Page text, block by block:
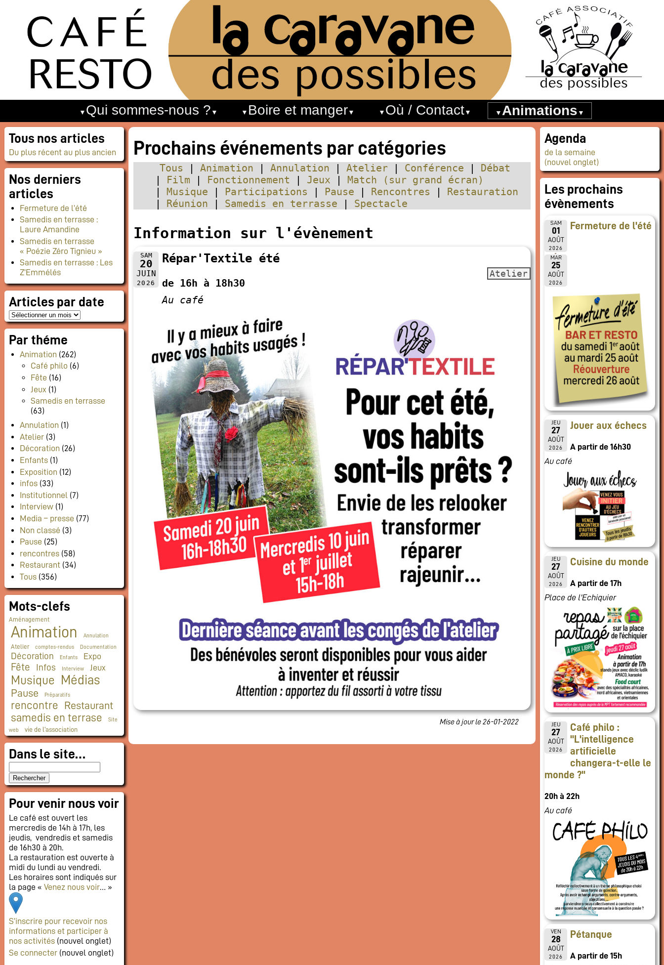
Qui sommes-nous ? Boire et manger Où / Contact Animations
Prochains événements par catégories
Tous Animation Annulation Atelier Conférence
Débat
Film
Fonctionnement Jeux
Match (sur grand écran)
Musique
Participations Pause Rencontres
Restauration
Réunion
Samedis en terrasse Spectacle
Information sur l'évènement
SAM
20
JUIN
2026
Répar'Textile été
de 16h à 18h30
Au café
Atelier
Mise à jour le 26-01-2022
Tous nos articles
Du plus récent au plus ancien
Nos derniers
articles
Fermeture de l’été
Samedis en terrasse :
Laure Amandine
Samedis en terrasse
« Poézie Zéro Tignieu »
Samedis en terrasse : Les
Z’Emmélés
Articles par date
Par théme
Animation (262)
Café philo (6)
Fête (16)
Jeux (1)
Samedis en terrasse
(63)
Annulation (1)
Atelier (3)
Décoration (26)
Enfants (1)
Exposition (12)
infos (33)
Institutionnel (7)
Interview (1)
Media – presse (77)
Non classé (3)
Pause (25)
rencontres (58)
Restaurant (34)
Tous (356)
Mots-clefs
Aménagement
Animation Annulation
Atelier comptes-rendus Documentation
Décoration Enfants Expo
Fête Infos Interview Jeux
Musique Médias
Pause Préparatifs
rencontre Restaurant
samedis en terrase
Site
web
vie de l'association
Dans le site…
Pour venir nous voir
Le café est ouvert les
mercredis de 14h à 17h, les
jeudis, vendredis et samedis
de 16h30 à 20h.
La restauration est ouverte à
midi du lundi au vendredi.
Les horaires sont indiqués sur
la page « Venez nous voir … »
S’inscrire pour recevoir nos
informations et participer à
nos activités (nouvel onglet)
Se connecter (nouvel onglet)
Agenda
de la semaine
(nouvel onglet)
Les prochains
évènements
SAM
01
AOÛT
2026
MAR
25
AOÛT
2026
Fermeture de l'été
JEU
27
AOÛT
2026
Jouer aux échecs
A partir de 16h30
Au café
JEU
27
AOÛT
2026
Cuisine du monde
A partir de 17h
Place de l'Echiquier
JEU
27
AOÛT
2026
Café philo :
"L'intelligence
artificielle
changera-t-elle le
monde ?"
20h à 22h
Au café
VEN
28
AOÛT
2026
Pétanque
A partir de 15h